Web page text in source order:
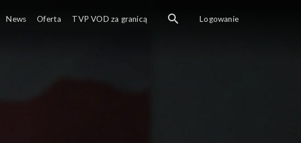
News Oferta TVP VOD za granicą Logowanie